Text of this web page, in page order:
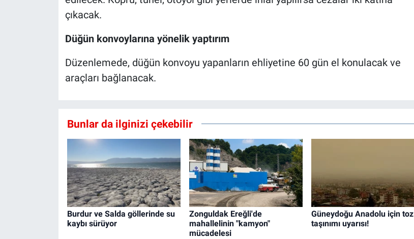
çıkacak.
Düğün konvoylarına yönelik yaptırım
Düzenlemede, düğün konvoyu yapanların ehliyetine 60 gün el konulacak ve
araçları bağlanacak.
Bunlar da ilginizi çekebilir
Burdur ve Salda göllerinde su
kaybı sürüyor
Zonguldak Ereğli'de
mahallelinin "kamyon"
mücadelesi
Güneydoğu Anadolu için toz
taşınımı uyarısı!